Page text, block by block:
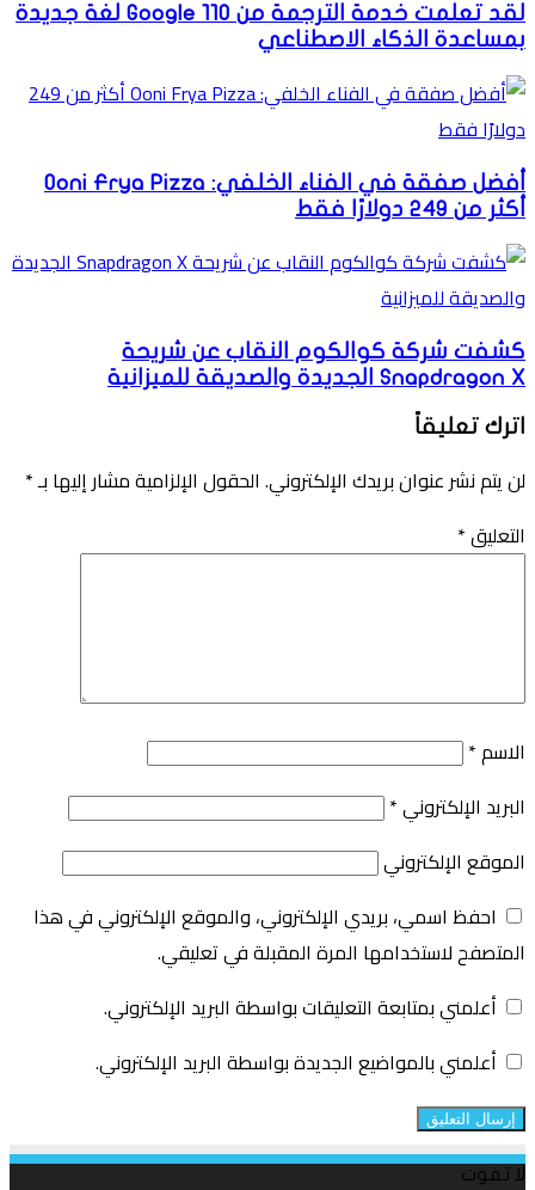
لقد تعلمت خدمة الترجمة من Google 110 لغة جديدة
بمساعدة الذكاء الاصطناعي
أفضل صفقة في الفناء الخلفي: Ooni Frya Pizza
أكثر من 249 دولارًا فقط
كشفت شركة كوالكوم النقاب عن شريحة
Snapdragon X الجديدة والصديقة للميزانية
اترك تعليقاً
لن يتم نشر عنوان بريدك الإلكتروني. الحقول الإلزامية مشار إليها بـ*
التعليق*
الاسم*
البريد الإلكتروني*
الموقع الإلكتروني
احفظ اسمي، بريدي الإلكتروني، والموقع الإلكتروني في هذا
المتصفح لاستخدامها المرة المقبلة في تعليقي.
أعلمني بمتابعة التعليقات بواسطة البريد الإلكتروني.
أعلمني بالمواضيع الجديدة بواسطة البريد الإلكتروني.
لا تفوت